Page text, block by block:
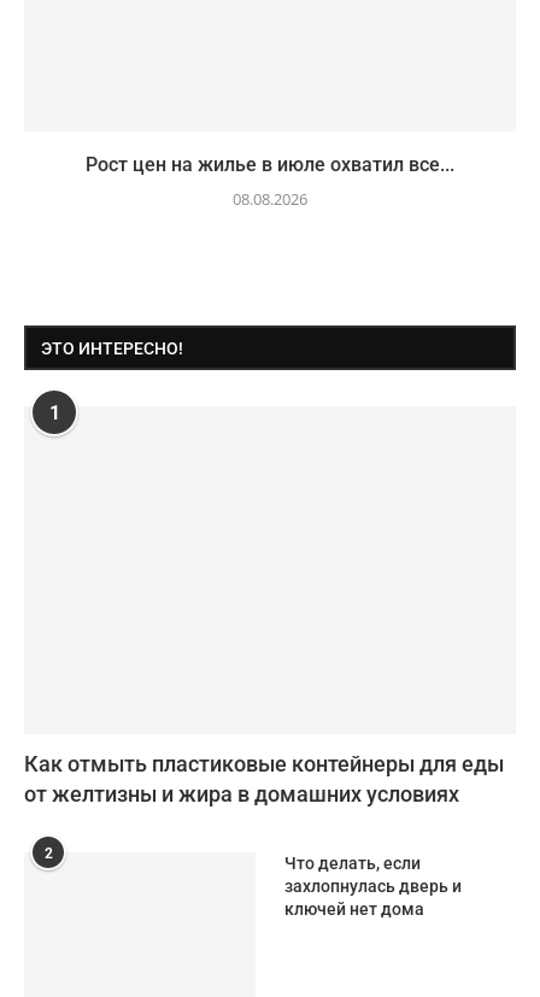
Рост цен на жилье в июле охватил все...
08.08.2026
ЭТО ИНТЕРЕСНО!
1
Как отмыть пластиковые контейнеры для еды
от желтизны и жира в домашних условиях
2
Что делать, если
захлопнулась дверь и
ключей нет дома